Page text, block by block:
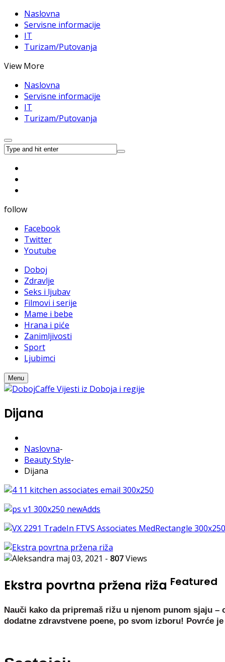
Naslovna
Servisne informacije
IT
Turizam/Putovanja
View More
Naslovna
Servisne informacije
IT
Turizam/Putovanja
follow
Facebook
Twitter
Youtube
Doboj
Zdravlje
Seks i ljubav
Filmovi i serije
Mame i bebe
Hrana i piće
Zanimljivosti
Sport
Ljubimci
Menu
Dijana
Naslovna-
Beauty Style-
Dijana
maj 03, 2021 - 807Views
Ekstra povrtna pržena riža Featured
Nauči kako da pripremaš rižu u njenom punom sjaju
dodatne zdravstvene poene, po svom izboru! Povrće